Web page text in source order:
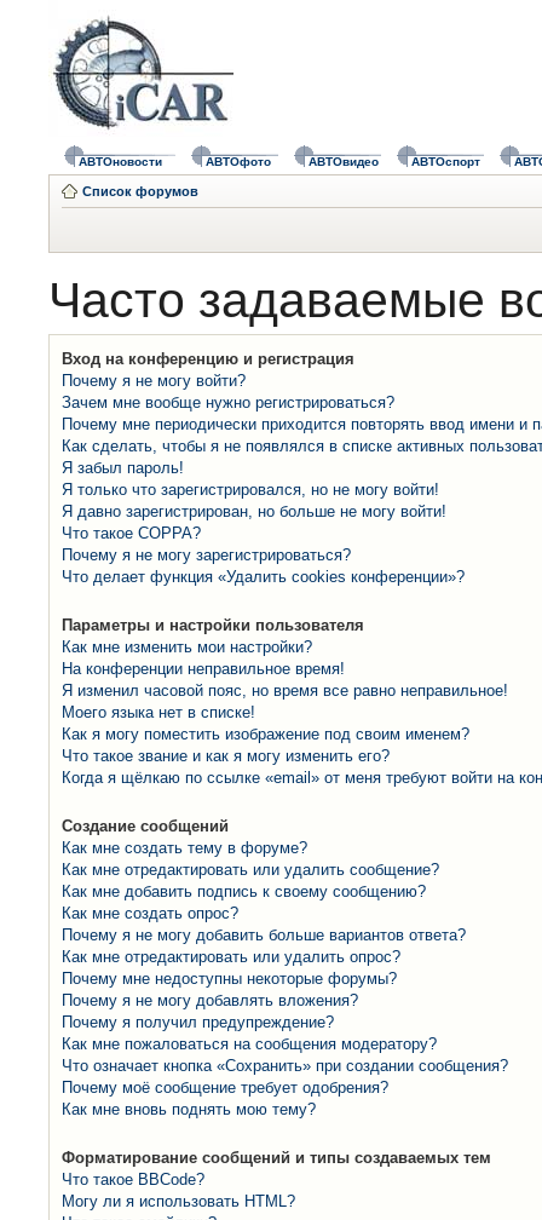
АВТОновости АВТОфото АВТОвидео АВТОспорт
Список форумов
Часто задаваемые
Вход на конференцию и регистрация
Почему я не могу войти?
Зачем мне вообще нужно регистрироваться?
Почему мне периодически приходится повторять ввод имени и
Как сделать, чтобы я не появлялся в списке активных
Я забыл пароль!
Я только что зарегистрировался, но не могу войти!
Я давно зарегистрирован, но больше не могу войти!
Что такое COPPA?
Почему я не могу зарегистрироваться?
Что делает функция «Удалить cookies конференции»?
Параметры и настройки пользователя
Как мне изменить мои настройки?
На конференции неправильное время!
Я изменил часовой пояс, но время все равно неправильное!
Моего языка нет в списке!
Как я могу поместить изображение под своим именем?
Что такое звание и как я могу изменить его?
Когда я щёлкаю по ссылке «email» от меня требуют войти на
Создание сообщений
Как мне создать тему в форуме?
Как мне отредактировать или удалить сообщение?
Как мне добавить подпись к своему сообщению?
Как мне создать опрос?
Почему я не могу добавить больше вариантов ответа?
Как мне отредактировать или удалить опрос?
Почему мне недоступны некоторые форумы?
Почему я не могу добавлять вложения?
Почему я получил предупреждение?
Как мне пожаловаться на сообщения модератору?
Что означает кнопка «Сохранить» при создании сообщения?
Почему моё сообщение требует одобрения?
Как мне вновь поднять мою тему?
Форматирование сообщений и типы создаваемых тем
Что такое BBCode?
Могу ли я использовать HTML?